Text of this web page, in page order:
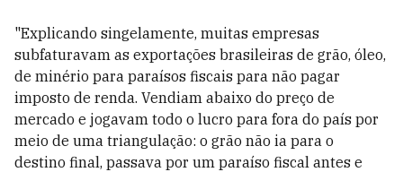
"Explicando singelamente, muitas empresas
subfaturavam as exportações brasileiras de grão, óleo,
de minério para paraísos fiscais para não pagar
imposto de renda. Vendiam abaixo do preço de
mercado e jogavam todo o lucro para fora do país por
meio de uma triangulação: o grão não ia para o
destino final, passava por um paraíso fiscal antes e